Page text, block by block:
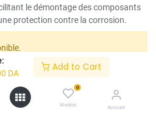
DA
Add to Cart
0
Wishlist Account
le démontage des composants
protection contre la corrosion.​
experience?
Very satisfied